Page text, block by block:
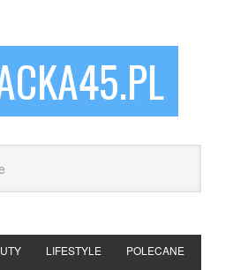
LIFESTYLE POLECANE